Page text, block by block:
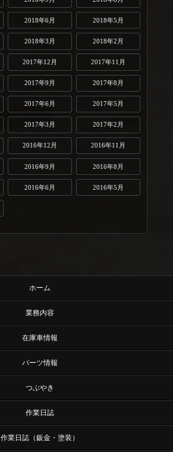
2018年6月 2018年5月
2018年3月 2018年2月
2017年12月 2017年11月
2017年9月 2017年8月
2017年6月 2017年5月
2017年3月 2017年2月
2016年12月 2016年11月
2016年9月 2016年8月
2016年6月 2016年5月
ホーム
業務内容
在庫車情報
パーツ情報
つぶやき
作業日誌
作業日誌（鈑金・塗装）